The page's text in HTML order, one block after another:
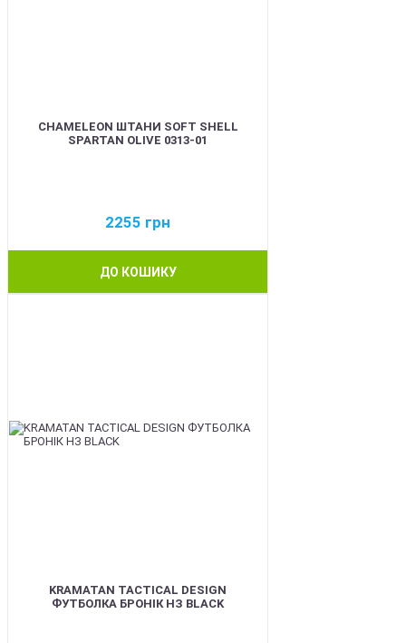
CHAMELEON ШТАНИ SOFT SHELL
SPARTAN OLIVE 0313-01
2255 грн
ДО КОШИКУ
KRAMATAN TACTICAL DESIGN
ФУТБОЛКА БРОНІК НЗ BLACK